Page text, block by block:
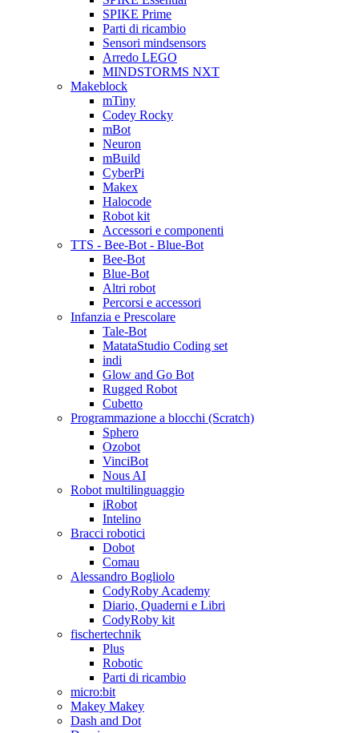
SPIKE Prime
Parti di ricambio
Sensori mindsensors
Arredo LEGO
MINDSTORMS NXT
Makeblock
mTiny
Codey Rocky
mBot
Neuron
mBuild
CyberPi
Makex
Halocode
Robot kit
Accessori e componenti
TTS - Bee-Bot - Blue-Bot
Bee-Bot
Blue-Bot
Altri robot
Percorsi e accessori
Infanzia e Prescolare
Tale-Bot
MatataStudio Coding set
indi
Glow and Go Bot
Rugged Robot
Cubetto
Programmazione a blocchi (Scratch)
Sphero
Ozobot
VinciBot
Nous AI
Robot multilinguaggio
iRobot
Intelino
Bracci robotici
Dobot
Comau
Alessandro Bogliolo
CodyRoby Academy
Diario, Quaderni e Libri
CodyRoby kit
fischertechnik
Plus
Robotic
Parti di ricambio
micro:bit
Makey Makey
Dash and Dot